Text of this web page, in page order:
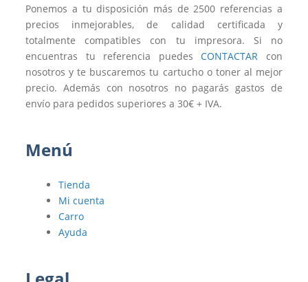
Ponemos a tu disposición más de 2500 referencias a
precios inmejorables, de calidad certificada y
totalmente compatibles con tu impresora. Si no
encuentras tu referencia puedesCONTACTAR con
nosotros y te buscaremos tu cartucho o toner al mejor
precio. Además con nosotros no pagarás gastos de
envío para pedidos superiores a 30€ + IVA.
Menú
Tienda
Mi cuenta
Carro
Ayuda